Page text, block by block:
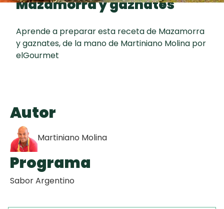
Chispas de
Chocolate
Todas las
recetas
Mazamorra y gaznates
Aprende a preparar esta receta de Mazamorra
y gaznates, de la mano de Martiniano Molina por
elGourmet
Autor
Martiniano Molina
Programa
Sabor Argentino